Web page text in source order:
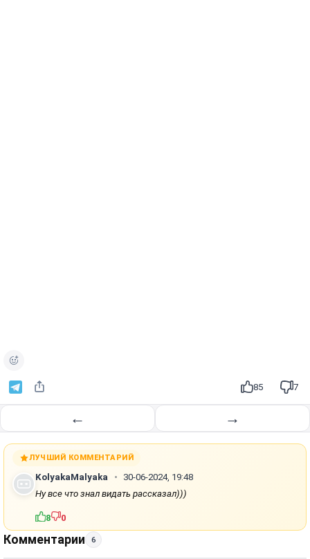
85 7
← →
ЛУЧШИЙ КОММЕНТАРИЙ
KolyakaMalyaka
30-06-2024, 19:48
Ну все что знал видать рассказал)))
8 0
Комментарии 6